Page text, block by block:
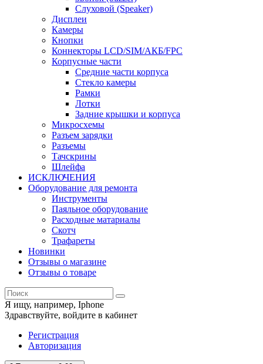
Слуховой (Speaker)
Дисплеи
Камеры
Кнопки
Коннекторы LCD/SIM/АКБ/FPC
Корпусные части
Средние части корпуса
Стекло камеры
Рамки
Лотки
Задние крышки и корпуса
Микросхемы
Разъем зарядки
Разъемы
Тачскрины
Шлейфа
ИСКЛЮЧЕНИЯ
Оборудование для ремонта
Инструменты
Паяльное оборудование
Расходные матариалы
Скотч
Трафареты
Новинки
Отзывы о магазине
Отзывы о товаре
Я ищу, например, Iphone
Здравствуйте, войдите в кабинет
Регистрация
Авторизация